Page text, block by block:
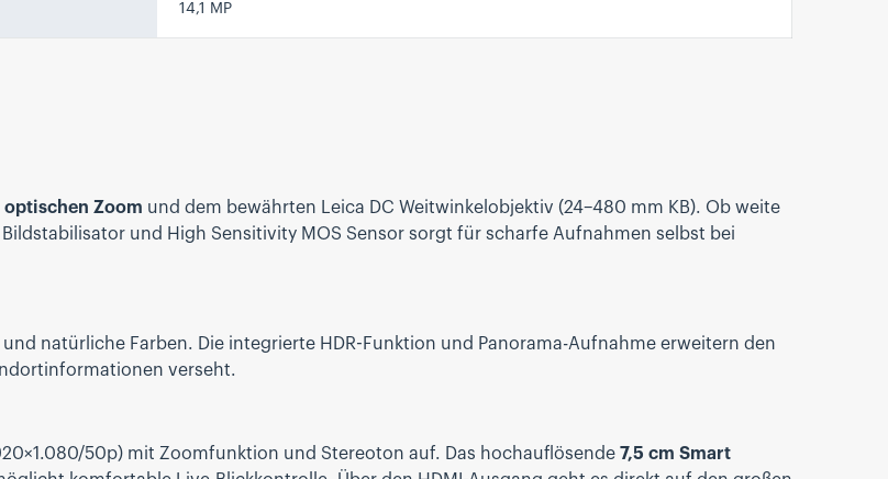
14,1 MP
Zoom und dem bewährten Leica DC Weitwinkelobjektiv (24–480 mm KB). Ob weite
und High Sensitivity MOS Sensor sorgt für scharfe Aufnahmen selbst bei
natürliche Farben. Die integrierte HDR-Funktion und Panorama-Aufnahme erweitern den
verseht.
50p) mit Zoomfunktion und Stereoton auf. Das hochauflösende 7,5 cm Smart